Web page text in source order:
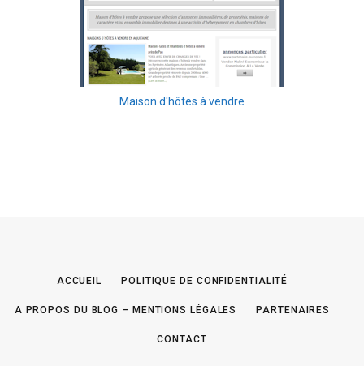
Maison d'hôtes à vendre
ACCUEIL POLITIQUE DE CONFIDENTIALITÉ
A PROPOS DU BLOG – MENTIONS LÉGALES PARTENAIRES
CONTACT